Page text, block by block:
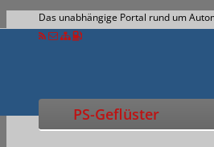
Das unabhängige Portal rund um
PS-Geflüster